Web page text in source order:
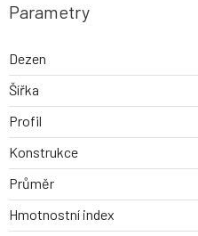
Parametry
Dezen
Šířka
Profil
Konstrukce
Průměr
Hmotnostní index